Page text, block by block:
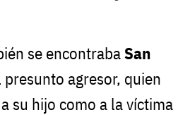
se encontrabaSan
presunto agresor, quien
su hijo como a la víctima